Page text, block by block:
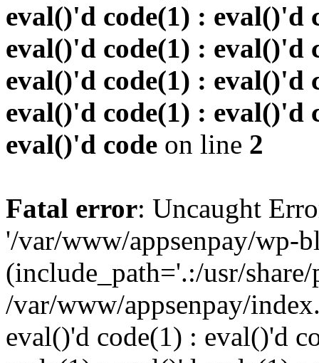
eval()'d code(1) : eval()'d
eval()'d code(1) : eval()'d
eval()'d code(1) : eval()'d
eval()'d code(1) : eval()'d
eval()'d code on line 2
Fatal error: Uncaught
'/var/www/appsenpay/wp-
(include_path='.:/usr/
/var/www/appsenpay/
eval()'d code(1) : eval()'d